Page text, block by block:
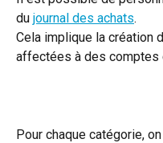
du journal des achats.
Cela implique la création
affectées à des comptes
Pour chaque catégorie,